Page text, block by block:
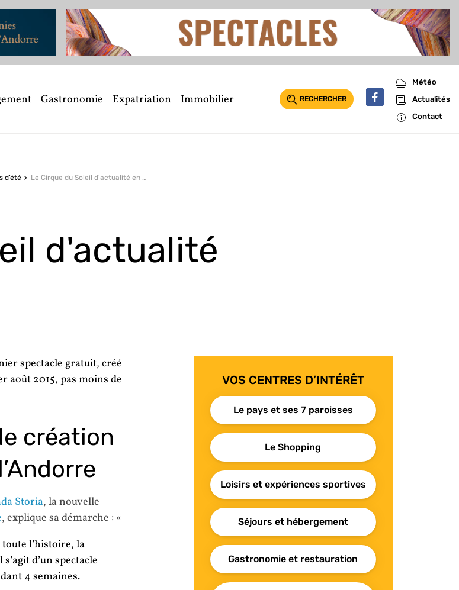
Gastronomie Expatriation Immobilier RECHERCHER
Météo
Actualités
Contact
d’été Le Cirque du Soleil d'actualité en Andorre
d'actualité
spectacle gratuit, créé
août 2015, pas moins de
création
Storia, la nouvelle
, explique sa démarche : «
l’histoire, la
d’un spectacle
4 semaines.
VOS CENTRES D’INTÉRÊT
Le pays et ses 7 paroisses
Le Shopping
Loisirs et expériences sportives
Séjours et hébergement
Gastronomie et restauration